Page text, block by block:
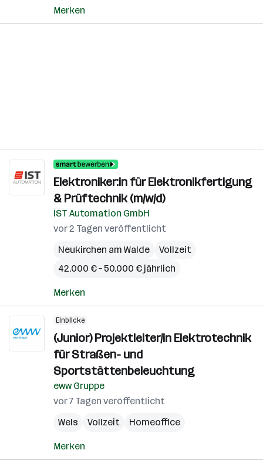
Merken
Elektroniker:in für Elektronikfertigung
& Prüftechnik (m/w/d)
IST Automation GmbH
vor 2 Tagen veröffentlicht
Neukirchen am Walde
Vollzeit
42.000 € – 50.000 € jährlich
Merken
Einblicke
(Junior) Projektleiter/in Elektrotechnik
für Straßen- und
Sportstättenbeleuchtung
eww Gruppe
vor 7 Tagen veröffentlicht
Wels
Vollzeit Homeoffice
Merken